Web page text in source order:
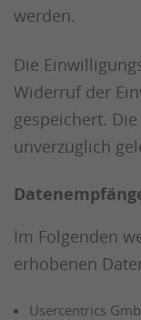
werden.
Die
Widerruf der
gespeichert.
unverzüglich
Im Folgenden
erhobenen
Usercentrics